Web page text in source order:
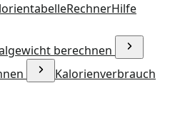
RechnerHilfe
berechnen
Kalorienverbrauch